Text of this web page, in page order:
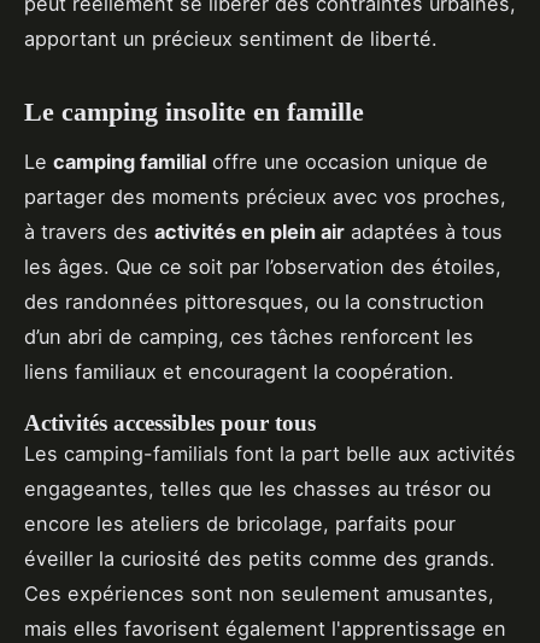
apportant un précieux sentiment de liberté.
Le camping insolite en famille
Le camping familial offre une occasion unique de
partager des moments précieux avec vos proches,
à travers des activités en plein air adaptées à tous
les âges. Que ce soit par l’observation des étoiles,
des randonnées pittoresques, ou la construction
d’un abri de camping, ces tâches renforcent les
liens familiaux et encouragent la coopération.
Activités accessibles pour tous
Les camping-familials font la part belle aux activités
engageantes, telles que les chasses au trésor ou
encore les ateliers de bricolage, parfaits pour
éveiller la curiosité des petits comme des grands.
Ces expériences sont non seulement amusantes,
mais elles favorisent également l'apprentissage en